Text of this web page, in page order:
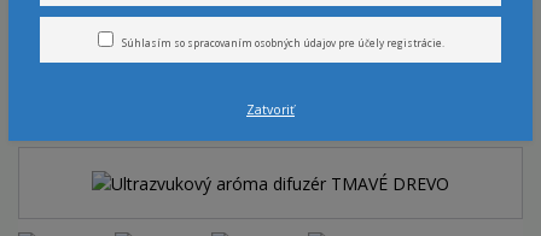
Ultrazvukový aróma difuzér
Súhlasím so spracovaním osobných údajovpre účely registrácie.
Zatvoriť